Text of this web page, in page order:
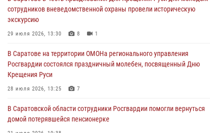
сотрудников вневедомственной охраны провели историческую
экскурсию
29 июля 2026, 13:30 8 1
В Саратове на территории ОМОНа регионального управления
Росгвардии состоялся праздничный молебен, посвященный Дню
Крещения Руси
28 июля 2026, 13:25 7
В Саратовской области сотрудники Росгвардии помогли вернуться
домой потерявшейся пенсионерке